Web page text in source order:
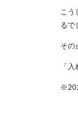
こう
るで
その
「